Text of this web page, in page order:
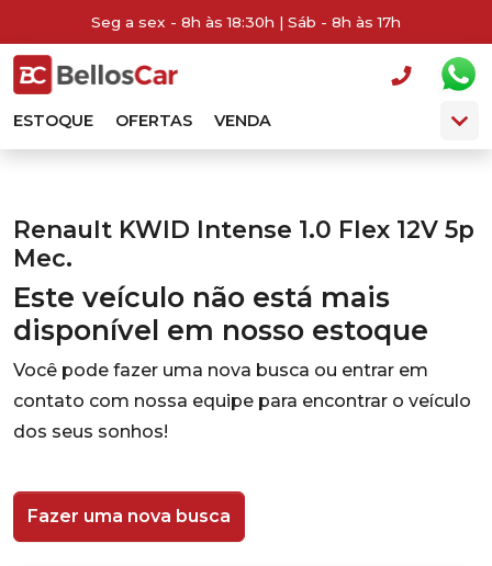
Seg a sex - 8h às 18:30h | Sáb - 8h às 17h
ESTOQUE OFERTAS VENDA
Renault KWID Intense 1.0 Flex 12V 5p
Mec.
Este veículo não está mais
disponível em nosso estoque
Você pode fazer uma nova busca ou entrar em
contato com nossa equipe para encontrar o veículo
dos seus sonhos!
Fazer uma nova busca